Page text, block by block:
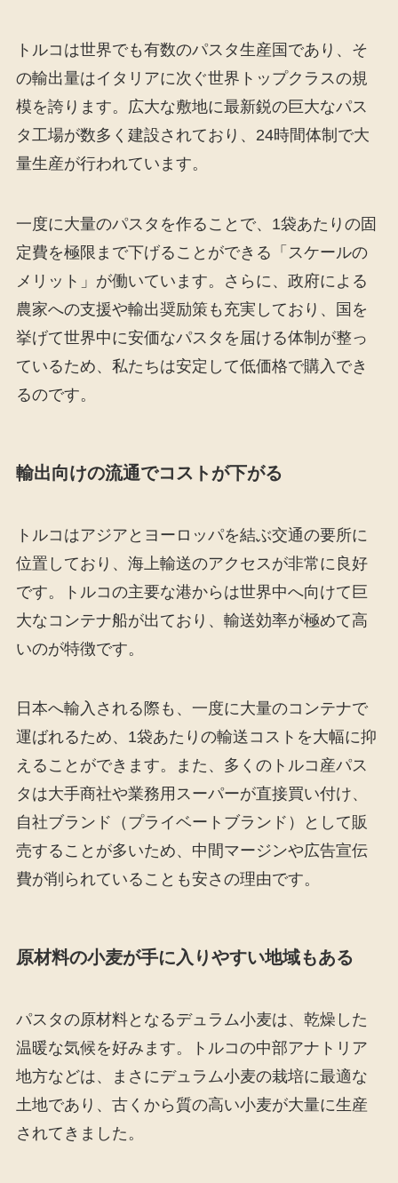
トルコは世界でも有数のパスタ生産国であり、そ
の輸出量はイタリアに次ぐ世界トップクラスの規
模を誇ります。広大な敷地に最新鋭の巨大なパス
タ工場が数多く建設されており、24時間体制で大
量生産が行われています。
一度に大量のパスタを作ることで、1袋あたりの固
定費を極限まで下げることができる「スケールの
メリット」が働いています。さらに、政府による
農家への支援や輸出奨励策も充実しており、国を
挙げて世界中に安価なパスタを届ける体制が整っ
ているため、私たちは安定して低価格で購入でき
るのです。
輸出向けの流通でコストが下がる
トルコはアジアとヨーロッパを結ぶ交通の要所に
位置しており、海上輸送のアクセスが非常に良好
です。トルコの主要な港からは世界中へ向けて巨
大なコンテナ船が出ており、輸送効率が極めて高
いのが特徴です。
日本へ輸入される際も、一度に大量のコンテナで
運ばれるため、1袋あたりの輸送コストを大幅に抑
えることができます。また、多くのトルコ産パス
タは大手商社や業務用スーパーが直接買い付け、
自社ブランド（プライベートブランド）として販
売することが多いため、中間マージンや広告宣伝
費が削られていることも安さの理由です。
原材料の小麦が手に入りやすい地域もある
パスタの原材料となるデュラム小麦は、乾燥した
温暖な気候を好みます。トルコの中部アナトリア
地方などは、まさにデュラム小麦の栽培に最適な
土地であり、古くから質の高い小麦が大量に生産
されてきました。